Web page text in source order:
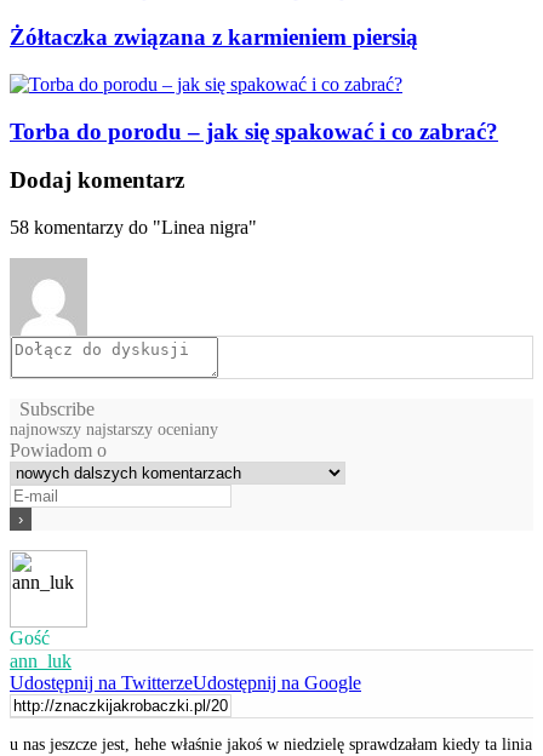
Żółtaczka związana z karmieniem piersią
Torba do porodu – jak się spakować i co zabrać?
Dodaj komentarz
58 komentarzy do "Linea nigra"
Subscribe
najnowszy najstarszy oceniany
Powiadom o
Gość
ann_luk
Udostępnij na TwitterzeUdostępnij na Google
u nas jeszcze jest, hehe właśnie jakoś w niedzielę sprawdzałam kiedy ta linia